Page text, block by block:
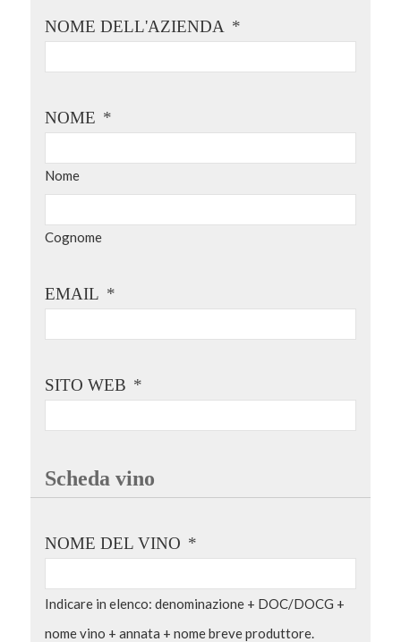
NOME DELL'AZIENDA *
NOME *
Nome
Cognome
EMAIL *
SITO WEB *
Scheda vino
NOME DEL VINO *
Indicare in elenco: denominazione + DOC/DOCG +
nome vino + annata + nome breve produttore.